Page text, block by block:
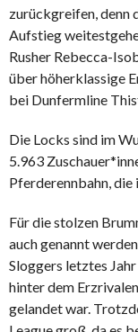
zurückgreifen, denn
Aufstieg
Rusher Rebecca-
über höherklassige
bei Dunfermline
Die Locks sind im
5.963
Pferderennbahn,
Für die stolzen
auch genannt
Sloggers letztes
hinter dem
gelandet war.